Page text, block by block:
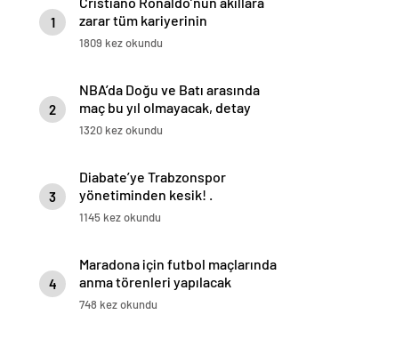
1
zarar tüm kariyerinin
istatistiğini çıkardık !
1809 kez okundu
2
NBA’da Doğu ve Batı arasında
maç bu yıl olmayacak, detay
haberimizde.
1320 kez okundu
3
Diabate’ye Trabzonspor
yönetiminden kesik! .
1145 kez okundu
4
Maradona için futbol maçlarında
anma törenleri yapılacak
748 kez okundu